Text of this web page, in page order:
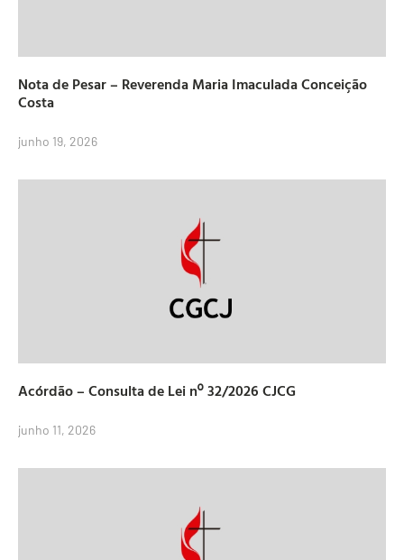
Nota de Pesar – Reverenda Maria Imaculada Conceição
Costa
junho 19, 2026
Acórdão – Consulta de Lei nº 32/2026 CJCG
junho 11, 2026